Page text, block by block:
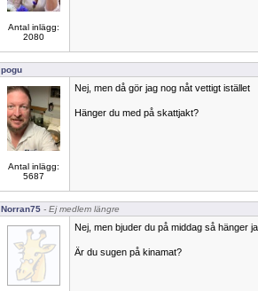
Antal inlägg:
2080
pogu
Antal inlägg:
5687
Nej, men då gör jag nog nåt vettigt istället
Hänger du med på skattjakt?
Norran75 - Ej medlem längre
Nej, men bjuder du på middag så hänger
Är du sugen på kinamat?